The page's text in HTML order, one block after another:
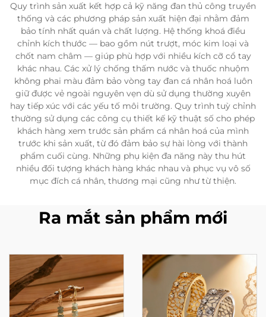
Quy trình sản xuất kết hợp cả kỹ năng đan thủ công truyền
thống và các phương pháp sản xuất hiện đại nhằm đảm
bảo tính nhất quán và chất lượng. Hệ thống khoá điều
chỉnh kích thước — bao gồm nút trượt, móc kim loại và
chốt nam châm — giúp phù hợp với nhiều kích cỡ cổ tay
khác nhau. Các xử lý chống thấm nước và thuốc nhuộm
không phai màu đảm bảo vòng tay đan cá nhân hoá luôn
giữ được vẻ ngoài nguyên vẹn dù sử dụng thường xuyên
hay tiếp xúc với các yếu tố môi trường. Quy trình tuỳ chỉnh
thường sử dụng các công cụ thiết kế kỹ thuật số cho phép
khách hàng xem trước sản phẩm cá nhân hoá của mình
trước khi sản xuất, từ đó đảm bảo sự hài lòng với thành
phẩm cuối cùng. Những phụ kiện đa năng này thu hút
nhiều đối tượng khách hàng khác nhau và phục vụ vô số
mục đích cá nhân, thương mại cũng như từ thiện.
Ra mắt sản phẩm mới